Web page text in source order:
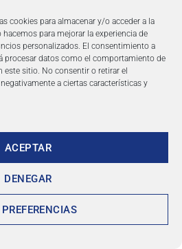
cookies para almacenar y/o acceder a la
para mejorar la experiencia de
personalizados. El consentimiento a
procesar datos como el comportamiento de
este sitio. No consentir o retirar el
a ciertas características y
ACEPTAR
DENEGAR